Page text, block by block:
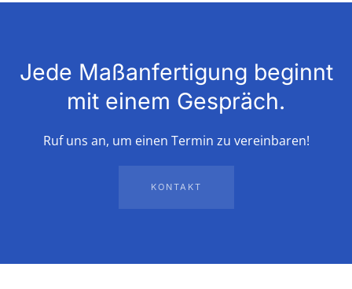
Jede Maßanfertigung beginnt
mit einem Gespräch.
Ruf uns an, um einen Termin zu vereinbaren!
KONTAKT